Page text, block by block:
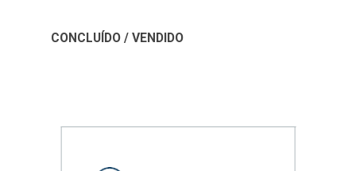
CONCLUÍDO / VENDIDO